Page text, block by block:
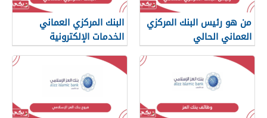
من هو رئيس البنك المركزي
العماني الحالي
البنك المركزي العماني
الخدمات الإلكترونية